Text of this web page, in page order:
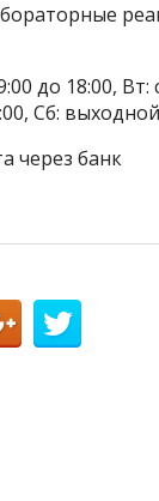
до 18:00, Вт:
Сб:
через банк